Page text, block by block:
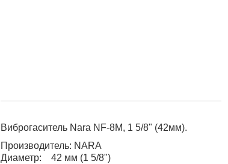
Виброгаситель Nara NF-8M, 1 5/8" (42мм).
Производитель: NARA
Диаметр: 42 мм (1 5/8")